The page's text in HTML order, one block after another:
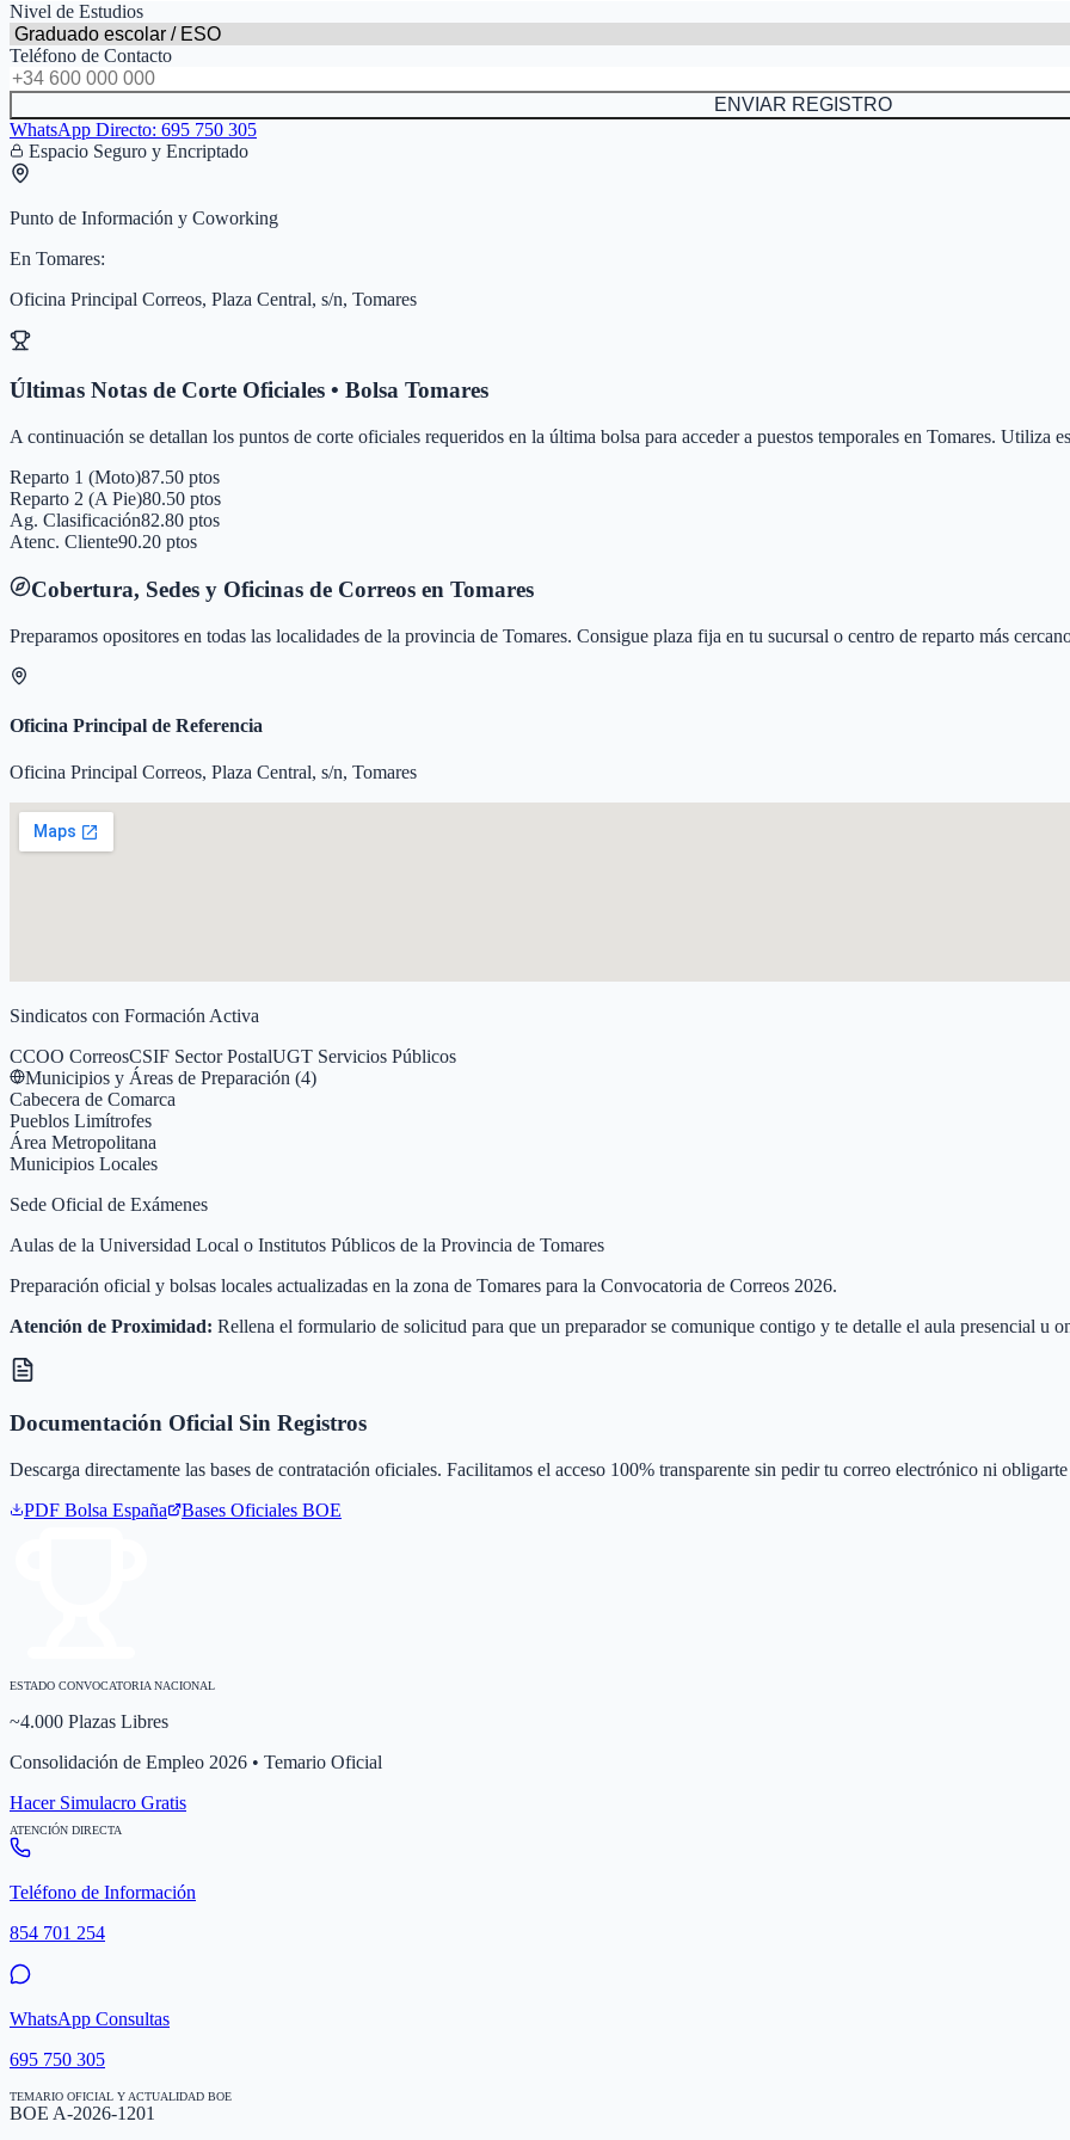
Nivel de Estudios
Teléfono de Contacto
ENVIAR REGISTRO
WhatsApp Directo: 695 750 305
Espacio Seguro y Encriptado
Punto de Información y Coworking
En Tomares:
Oficina Principal Correos, Plaza Central, s/n, Tomares
Últimas Notas de Corte Oficiales • Bolsa Tomares
A continuación se detallan los puntos de corte oficiales requeridos en la última bolsa para acceder a puestos temporales en Tomares. Utiliza
Reparto 1 (Moto)87.50 ptos
Reparto 2 (A Pie)80.50 ptos
Ag. Clasificación82.80 ptos
Atenc. Cliente90.20 ptos
Cobertura, Sedes y Oficinas de Correos en Tomares
Preparamos opositores en todas las localidades de la provincia de Tomares. Consigue plaza fija en tu sucursal o centro de reparto más
Oficina Principal de Referencia
Oficina Principal Correos, Plaza Central, s/n, Tomares
Sindicatos con Formación Activa
CCOO CorreosCSIF Sector PostalUGT Servicios Públicos
Municipios y Áreas de Preparación (4)
Cabecera de Comarca
Pueblos Limítrofes
Área Metropolitana
Municipios Locales
Sede Oficial de Exámenes
Aulas de la Universidad Local o Institutos Públicos de la Provincia de Tomares
Preparación oficial y bolsas locales actualizadas en la zona de Tomares para la Convocatoria de Correos 2026.
Atención de Proximidad: Rellena el formulario de solicitud para que un preparador se comunique contigo y te detalle el aula presencial u
Documentación Oficial Sin Registros
Descarga directamente las bases de contratación oficiales. Facilitamos el acceso 100% transparente sin pedir tu correo electrónico ni
PDF Bolsa España Bases Oficiales BOE
ESTADO CONVOCATORIA NACIONAL
~4.000 Plazas Libres
Consolidación de Empleo 2026 • Temario Oficial
Hacer Simulacro Gratis
ATENCIÓN DIRECTA
Teléfono de Información
854 701 254
WhatsApp Consultas
695 750 305
TEMARIO OFICIAL Y ACTUALIDAD BOE
BOE A-2026-1201